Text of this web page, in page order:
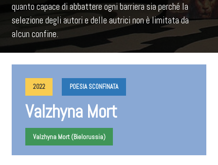
quanto capace di abbattere ogni barriera sia perché la
selezione degli autori e delle autrici non è limitata da
alcun confine.
2022 POESIA SCONFINATA
Valzhyna Mort
Valzhyna Mort (Bielorussia)